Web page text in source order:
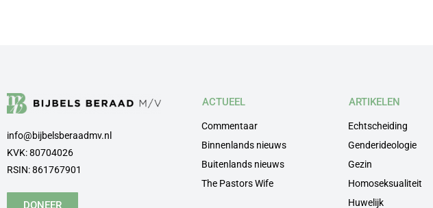
info@bijbelsberaadmv.nl
KVK: 80704026
RSIN: 861767901
DONEER
ACTUEEL
Commentaar
Binnenlands nieuws
Buitenlands nieuws
The Pastors Wife
ARTIKELEN
Echtscheiding
Genderideologie
Gezin
Homoseksualiteit
Huwelijk